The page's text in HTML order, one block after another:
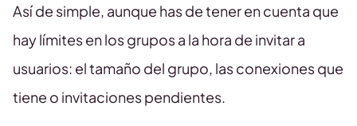
Así de simple, aunque has de tener en cuenta que
hay límites en los grupos a la hora de invitar a
usuarios: el tamaño del grupo, las conexiones que
tiene o invitaciones pendientes.